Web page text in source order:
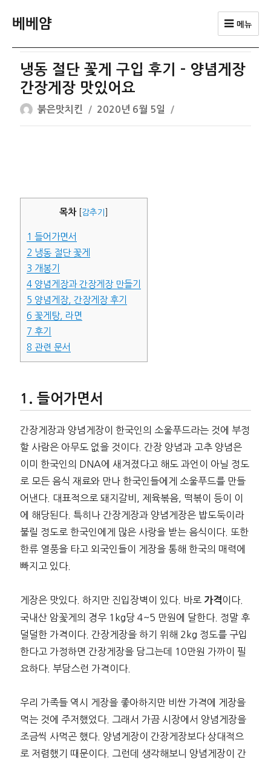
베베얌 메뉴
냉동 절단 꽃게 구입 후기 – 양념게장
간장게장 맛있어요
글
쓴
붉은맛치킨
작
성
2020년 6월 5일
목차 감추기
1 들어가면서
2 냉동 절단 꽃게
3 개봉기
4양념게장과 간장게장 만들기
5 양념게장, 간장게장 후기
6 꽃게탕, 라면
7 후기
8 관련 문서
들어가면서
간장게장과 양념게장이 한국인의 소울푸드라는 것에 부정
할 사람은 아무도 없을 것이다. 간장 양념과 고추 양념은
이미 한국인의 DNA에 새겨졌다고 해도 과언이 아닐 정도
로 모든 음식 재료와 만나 한국인들에게 소울푸드를 만들
어낸다. 대표적으로 돼지갈비, 제육볶음, 떡볶이 등이 이
에 해당된다. 특히나 간장게장과 양념게장은 밥도둑이라
불릴 정도로 한국인에게 많은 사랑을 받는 음식이다. 또한
한류 열풍을 타고 외국인들이 게장을 통해 한국의 매력에
빠지고 있다.
게장은 맛있다. 하지만 진입장벽이 있다. 바로 가격 이다.
국내산 암꽃게의 경우 1kg당 4~5 만원에 달한다. 정말 후
덜덜한 가격이다. 간장게장을 하기 위해 2kg 정도를 구입
한다고 가정하면 간장게장을 담그는데 10만원 가까이 필
요하다. 부담스런 가격이다.
우리 가족들 역시 게장을 좋아하지만 비싼 가격에 게장을
먹는 것에 주저했었다. 그래서 가끔 시장에서 양념게장을
조금씩 사먹곤 했다. 양념게장이 간장게장보다 상대적으
로 저렴했기 때문이다. 그런데 생각해보니 양념게장이 간